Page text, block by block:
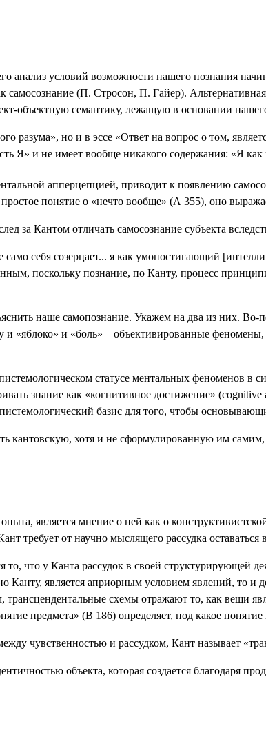
анализ условий возможности нашего познания
(П. Стросон, П. Гайер).
объектную семантику, лежащую в основании
разума», но и в эссе «Ответ на вопрос о том,
Я» и не имеет вообще никакого содержания: «Я
апперцепцией, приводит к появлению
простое понятие о «нечто вообще» (А 355), оно
за Кантом отличать самосознание субъекта
себя созерцает... я как умопостигающий
поскольку познание, по Канту, процесс
наше самопознание. Укажем на два из них.
и «яблоко» и «боль» – объективированные
статусе ментальных феноменов
знание как «когнитивное достижение» (cognitive
базис для того, чтобы
кантовскую, хотя и не сформулированную им
является мнение о ней как о
от научно мыслящего рассудка
что у Канта рассудок в своей
Канту, является априорным условием явлений, то
схемы отражают то, как вещи
предмета» (В 186) определяет, под какое
чувственностью и рассудком, Кант называет
объекта, которая создается